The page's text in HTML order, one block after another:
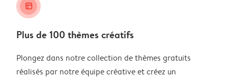
layout_alt
Plus de 100 thèmes créatifs
Plongez dans notre collection de thèmes gratuits
réalisés par notre équipe créative et créez un